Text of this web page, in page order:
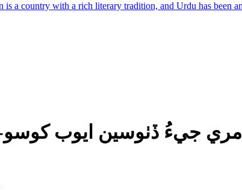
Mari Jee Dethosen Ayoub Khoso-مري جيءُ ڏٺوسين ايوب کوسو